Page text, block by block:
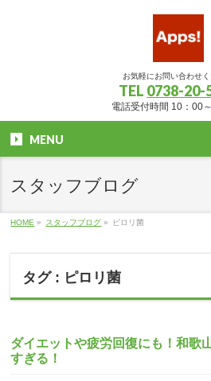
お気軽にお問い合わせ
TEL 0738-20-
電話受付時間 10：00
MENU
スタッフブログ
HOME » スタッフブログ » ピロリ菌
タグ : ピロリ菌
ダイエットや疲労回復にも！和歌
すぎる！